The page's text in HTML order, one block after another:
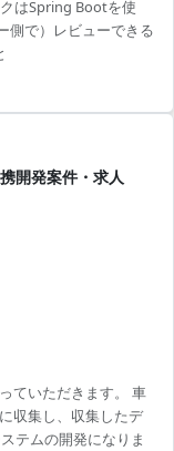
ョンです。
はSpring Bootを使
側で）レビューできる
開発案件・求人
ていただきます。 車
収集し、収集したデ
テムの開発になりま